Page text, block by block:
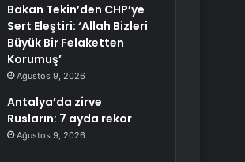
Bakan Tekin’den CHP’ye
Sert Eleştiri: ‘Allah Bizleri
Büyük Bir Felaketten
Korumuş’
Ağustos 9, 2026
Antalya’da zirve
Rusların: 7 ayda rekor
Ağustos 9, 2026